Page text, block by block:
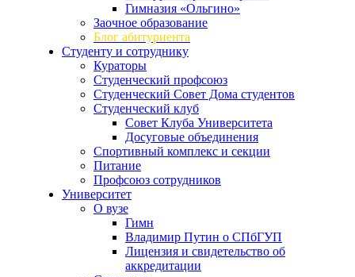
Гимназия «Ольгино»
Заочное образование
Блог абитуриента
Студенту и сотруднику
Кураторы
Студенческий профсоюз
Студенческий Совет Дома студентов
Студенческий клуб
Совет Клуба Университета
Досуговые объединения
Спортивный комплекс и секции
Питание
Профсоюз сотрудников
Университет
О вузе
Гимн
Владимир Путин о СПбГУП
Лицензия и свидетельство об
аккредитации